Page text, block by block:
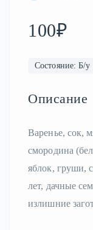
100₽
Состояние: Б/у
Описание
Варенье, сок,
смородина
яблок,
лет, дачные
излишние